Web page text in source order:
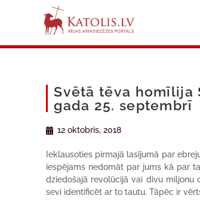
Svētā tēva homīlija
gada 25. septembrī
12 oktobris, 2018
Ieklausoties pirmajā lasījumā par
iespējams nedomāt par jums kā par
dziedošajā revolūcijā vai divu miljonu
sevi identificēt ar to tautu. Tāpēc ir